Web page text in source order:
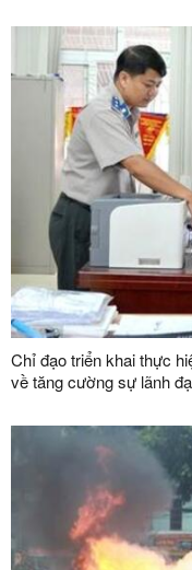
Chỉ đạo triển khai thực
về tăng cường sự lãnh